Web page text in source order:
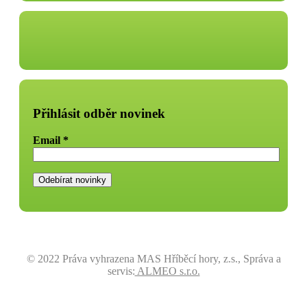
Přihlásit odběr novinek
Email *
© 2022 Práva vyhrazena MAS Hříběcí hory, z.s., Správa a
servis: ALMEO s.r.o.